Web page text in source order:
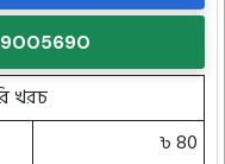
খরচ
৳ 80